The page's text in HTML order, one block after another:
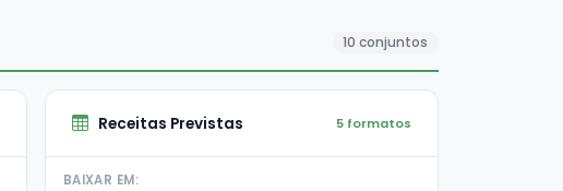
10 conjuntos
Receitas Previstas 5 formatos
BAIXAR EM: